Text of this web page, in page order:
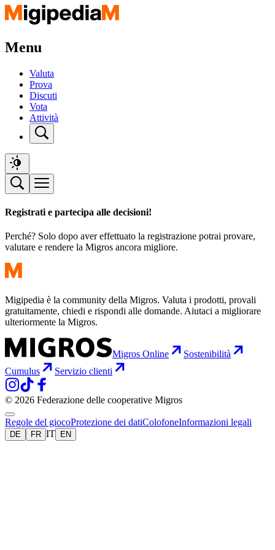
Menu
Valuta
Prova
Discuti
Vota
Attività
Registrati e partecipa alle decisioni!
Perché? Solo dopo aver effettuato la registrazione potrai provare,
valutare e rendere la Migros ancora migliore.
Migipedia è la community della Migros. Valuta i prodotti, provali
gratuitamente, chiedi e rispondi alle domande. Aiutaci a migliorare
ulteriormente la Migros.
Migros Online
Sostenibilità
Cumulus
Servizio clienti
© 2026 Federazione delle cooperative Migros
Regole del giocoProtezione dei datiColofoneInformazioni legali
DE FR IT EN